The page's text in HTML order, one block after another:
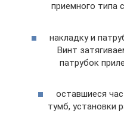
приемного типа
накладку и
Винт
патрубок
оставшиеся
тумб, установки